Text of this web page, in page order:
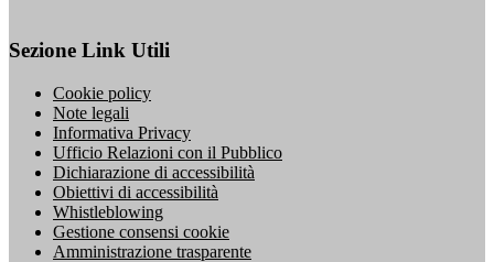
Sezione Link Utili
Cookie policy
Note legali
Informativa Privacy
Ufficio Relazioni con il Pubblico
Dichiarazione di accessibilità
Obiettivi di accessibilità
Whistleblowing
Gestione consensi cookie
Amministrazione trasparente